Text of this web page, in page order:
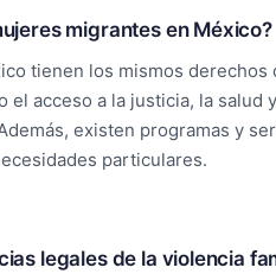
migrantes en México?
tienen los mismos derechos
el acceso a la justicia, la salud
existen programas y
particulares.
legales de la violencia